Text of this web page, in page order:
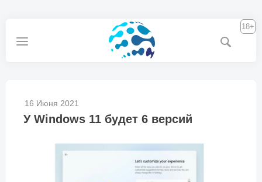
18+
16 Июня 2021
У Windows 11 будет 6 версий